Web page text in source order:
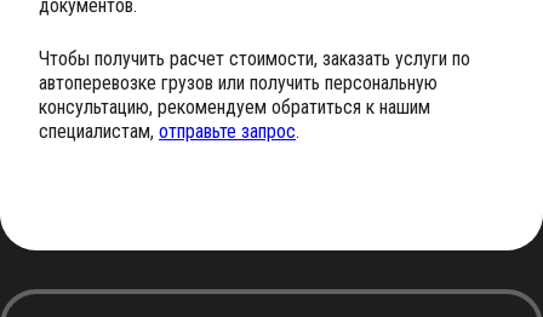
документов.
Чтобы получить расчет стоимости, заказать услуги по
автоперевозке грузов или получить персональную
консультацию, рекомендуем обратиться к нашим
специалистам, отправьте запрос.